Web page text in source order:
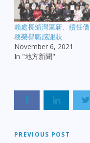
賴處長頒灣區新、續任僑
務榮譽職感謝狀
November 6, 2021
In "地方新聞"
PREVIOUS POST